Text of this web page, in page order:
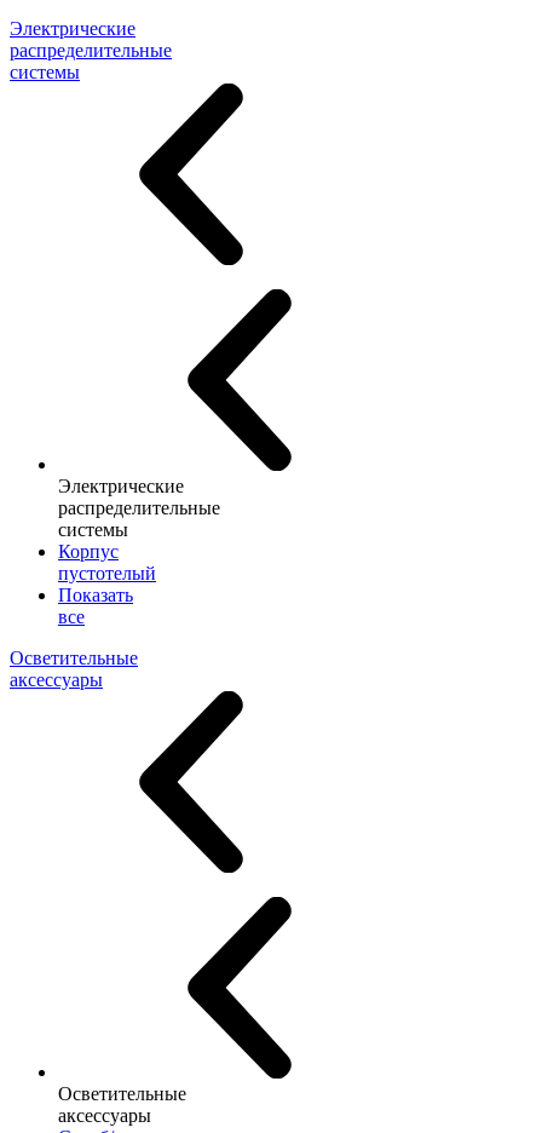
Электрические
распределительные
системы
Электрические
распределительные
системы
Корпус
пустотелый
Показать
все
Осветительные
аксессуары
Осветительные
аксессуары